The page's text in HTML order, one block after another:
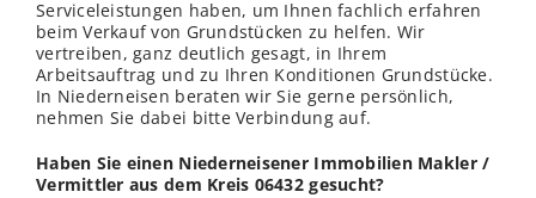
Serviceleistungen haben, um Ihnen fachlich erfahren
beim Verkauf von Grundstücken zu helfen. Wir
vertreiben, ganz deutlich gesagt, in Ihrem
Arbeitsauftrag und zu Ihren Konditionen Grundstücke.
In Niederneisen beraten wir Sie gerne persönlich,
nehmen Sie dabei bitte Verbindung auf.
Haben Sie einen Niederneisener Immobilien Makler /
Vermittler aus dem Kreis 06432 gesucht?